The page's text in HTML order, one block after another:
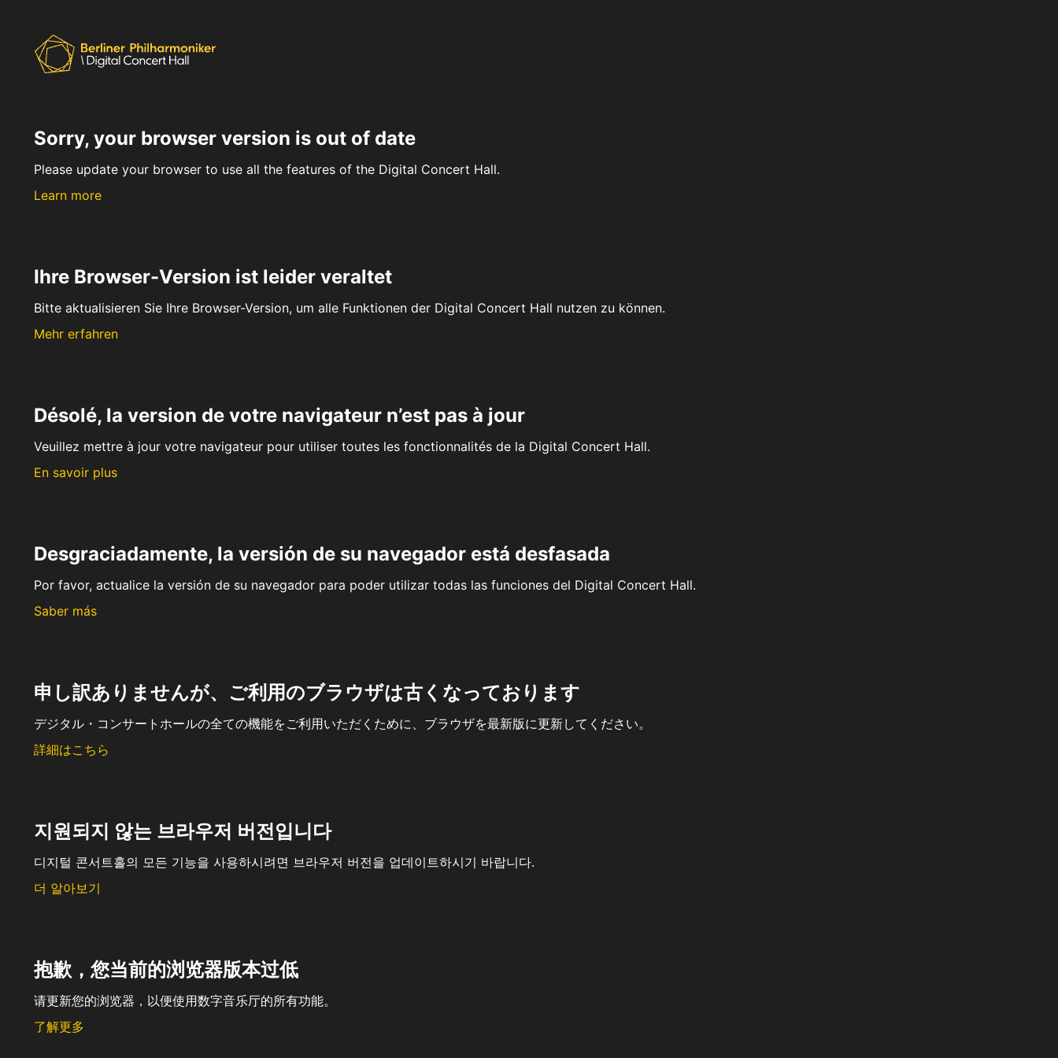
Sorry, your browser version is out of date
Please update your browser to use all the features of the Digital Concert Hall.
Learn more
Ihre Browser-Version ist leider veraltet
Bitte aktualisieren Sie Ihre Browser-Version, um alle Funktionen der Digital Concert Hall nutzen zu können.
Mehr erfahren
Désolé, la version de votre navigateur n’est pas à jour
Veuillez mettre à jour votre navigateur pour utiliser toutes les fonctionnalités de la Digital Concert Hall.
En savoir plus
Desgraciadamente, la versión de su navegador está desfasada
Por favor, actualice la versión de su navegador para poder utilizar todas las funciones del Digital Concert Hall.
Saber más
申し訳ありませんが、ご利用のブラウザは古くなっております
デジタル・コンサートホールの全ての機能をご利用いただくために、ブラウザを最新版に更新してください。
詳細はこちら
지원되지 않는 브라우저 버전입니다
디지털 콘서트홀의 모든 기능을 사용하시려면 브라우저 버전을 업데이트하시기 바랍니다.
더 알아보기
抱歉，您当前的浏览器版本过低
请更新您的浏览器，以便使用数字音乐厅的所有功能。
了解更多